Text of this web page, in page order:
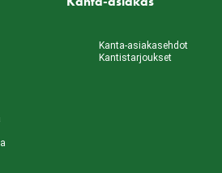
Kanta-asiakasehdot
Kantistarjoukset